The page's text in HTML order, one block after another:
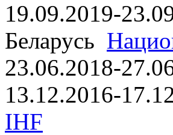
19.09.2019-
Беларусь
23.06.2018-
13.12.2016-
IHF